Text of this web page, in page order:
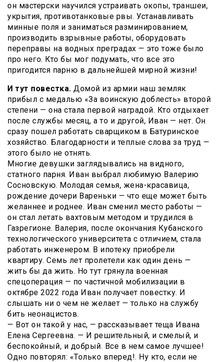
он мастерски научился устраивать окопы, траншеи,
укрытия, противотанковые рвы. Устанавливать
минные поля и заниматься разминированием,
производить взрывные работы, оборудовать
переправы на водных преградах — это тоже было
про него. Кто бы мог подумать, что все это
пригодится парню в дальнейшей мирной жизни!
И тут повестка. Домой из армии наш земляк
прибыл с медалью «За воинскую доблесть» второй
степени — она стала первой наградой. Кто отдыхает
после службы месяц, а то и другой, Иван — нет. Он
сразу пошел работать сварщиком в Батуринское
хозяйство. Благодарности и теплые слова за труд —
этого было не отнять.
Многие девушки заглядывались на видного,
статного парня. Иван выбрал любимую Валерию
Сосновскую. Молодая семья, жена-красавица,
рождение дочери Вареньки — что еще может быть
желаннее и роднее. Иван сменил место работы —
он стал летать вахтовым методом и трудился в
Газрегионе. Валерия, после окончания Кубанского
технологического университета с отличием, стала
работать инженером. В ипотеку приобрели
квартиру. Семь лет пролетели как один день —
жить бы да жить. Но тут грянула военная
спецоперация — по частичной мобилизации в
октябре 2022 года Иван получает повестку. И
слышать ни о чем не желает — только на службу
бить неонацистов.
— Вот он такой у нас, — рассказывает теща Ивана
Елена Сергеевна. — И решительный, и смелый, и
беспокойный, и добрый. Все в нем самое лучшее!
Одно повторял: «Только вперед!. Ну кто, если не